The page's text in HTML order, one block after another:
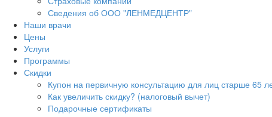
Сведения об ООО "ЛЕНМЕДЦЕНТР"
Наши врачи
Цены
Услуги
Программы
Скидки
Купон на первичную консультацию для лиц старше 65
Как увеличить скидку? (налоговый вычет)
Подарочные сертификаты